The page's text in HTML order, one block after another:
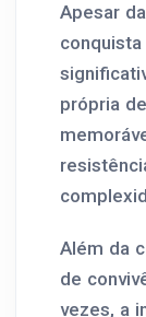
Apesar
própria
Além da
de
vezes, a